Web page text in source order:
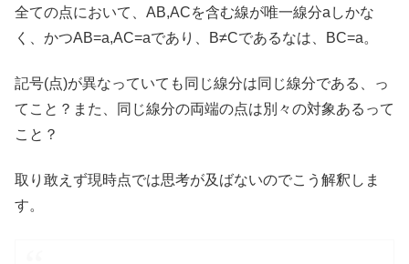
全ての点において、AB,ACを含む線が唯一線分aしかな
く、かつAB=a,AC=aであり、B≠Cであるなは、BC=a。
記号(点)が異なっていても同じ線分は同じ線分である、っ
てこと？また、同じ線分の両端の点は別々の対象あるって
こと？
取り敢えず現時点では思考が及ばないのでこう解釈しま
す。